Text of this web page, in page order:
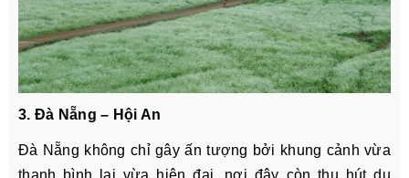
3. Đà Nẵng – Hội An
Đà Nẵng không chỉ gây ấn tượng bởi khung cảnh vừa
thanh bình lại vừa hiện đại, nơi đây còn thu hút du